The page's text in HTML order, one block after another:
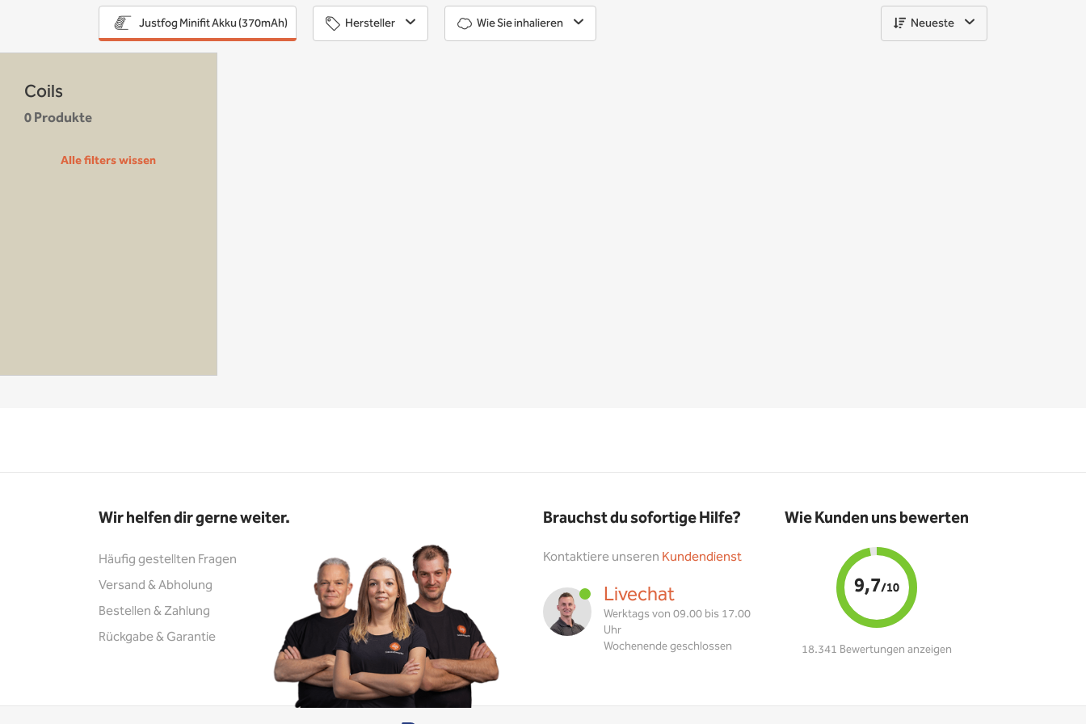
Justfog Minifit Akku (370mAh) Hersteller Wie Sie inhalieren Neueste
Coils
0 Produkte
Alle filters wissen
Wir helfen dir gerne weiter.
Häufig gestellten Fragen
Versand & Abholung
Bestellen & Zahlung
Rückgabe & Garantie
Brauchst du sofortige Hilfe?
Kontaktiere unseren Kundendienst
Livechat
Werktags von 09.00 bis 17.00
Uhr
Wochenende geschlossen
Wie Kunden uns bewerten
9,7/10
18.341 Bewertungen anzeigen